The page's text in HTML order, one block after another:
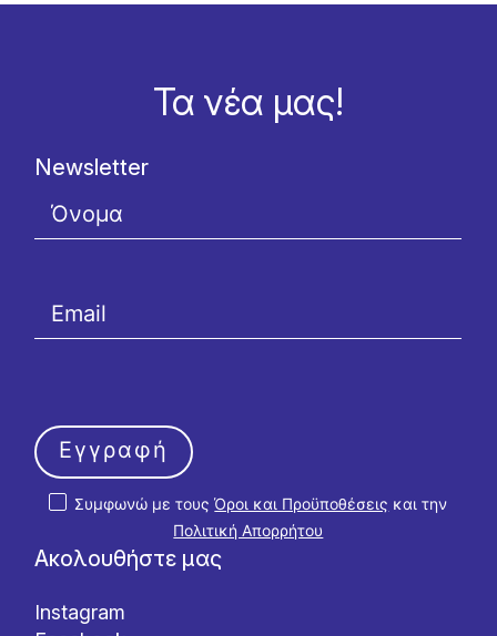
Τα νέα μας!
Ακολουθήστε μας
Instagram
Newsletter
Συμφωνώ με τουςΌροι και Προϋποθέσεις και την
Πολιτική Απορρήτου
Εγγραφή